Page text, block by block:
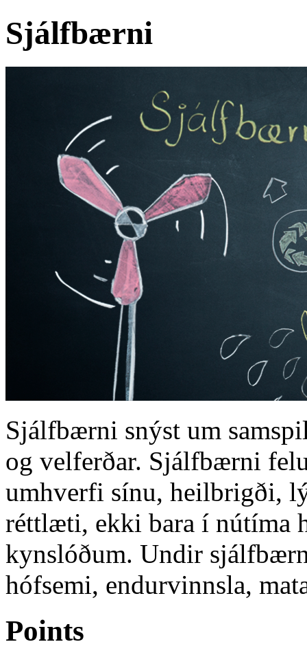
Sjálfbærni
Sjálfbærni snýst um
og velferðar. Sjálfbærni
umhverfi sínu, heilbrigði,
réttlæti, ekki bara í nútíma
kynslóðum. Undir
hófsemi, endurvinnsla,
Points